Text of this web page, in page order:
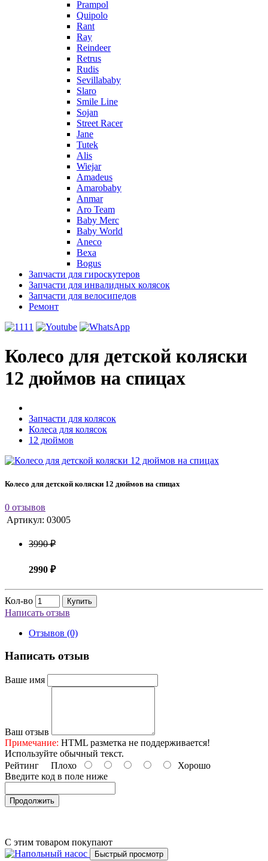
Prampol
Quipolo
Rant
Ray
Reindeer
Retrus
Rudis
Sevillababy
Slaro
Smile Line
Sojan
Street Racer
Jane
Tutek
Alis
Wiejar
Amadeus
Amarobaby
Anmar
Aro Team
Baby Merc
Baby World
Aneco
Bexa
Bogus
Запчасти для гироскутеров
Запчасти для инвалидных колясок
Запчасти для велосипедов
Ремонт
Колесо для детской коляски
12 дюймов на спицах
Запчасти для колясок
Колеса для колясок
12 дюймов
Колесо для детской коляски 12 дюймов на спицах
0 отзывов
Артикул: 03005
3990 ₽
2990 ₽
Кол-во Купить
Написать отзыв
Отзывов (0)
Написать отзыв
Ваше имя
Ваш отзыв
Примечание: HTML разметка не поддерживается!
Используйте обычный текст.
Рейтинг Плохо
Хорошо
Введите код в поле ниже
Продолжить
С этим товаром покупают
Быстрый просмотр